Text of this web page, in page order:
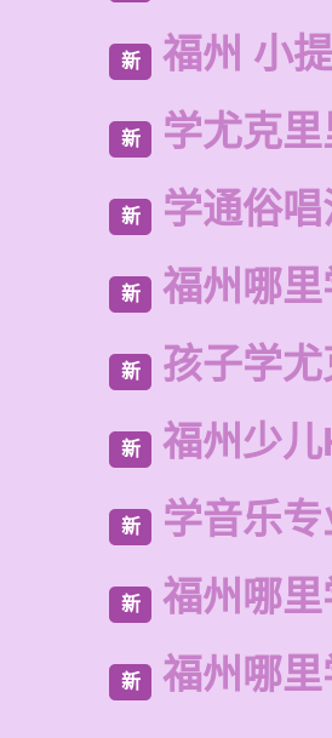
新 福州 小
新 学尤克
新 学通俗
新 福州哪
新 孩子学
新 福州少
新 学音乐
新 福州哪
新 福州哪